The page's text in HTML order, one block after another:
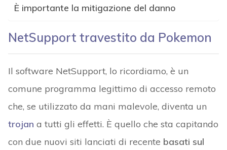
È importante la mitigazione del danno
NetSupport travestito da Pokemon
Il software NetSupport, lo ricordiamo, è un
comune programma legittimo di accesso remoto
che, se utilizzato da mani malevole, diventa un
trojan a tutti gli effetti. È quello che sta capitando
con due nuovi siti lanciati di recente basati sul